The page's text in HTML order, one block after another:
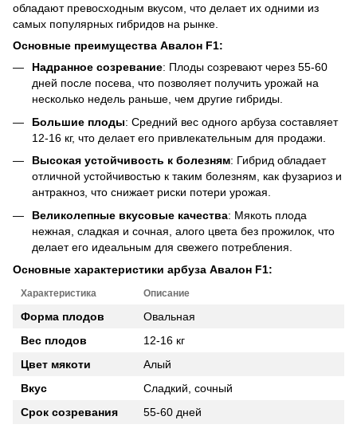
обладают превосходным вкусом, что делает их одними из
самых популярных гибридов на рынке.
Основные преимущества Авалон F1:
Надранное созревание: Плоды созревают через 55-60
дней после посева, что позволяет получить урожай на
несколько недель раньше, чем другие гибриды.
Большие плоды: Средний вес одного арбуза составляет
12-16 кг, что делает его привлекательным для продажи.
Высокая устойчивость к болезням: Гибрид обладает
отличной устойчивостью к таким болезням, как фузариоз и
антракноз, что снижает риски потери урожая.
Великолепные вкусовые качества: Мякоть плода
нежная, сладкая и сочная, алого цвета без прожилок, что
делает его идеальным для свежего потребления.
Основные характеристики арбуза Авалон F1:
Характеристика Описание
Форма плодов
Овальная
Вес плодов
12-16 кг
Цвет мякоти
Алый
Вкус
Сладкий, сочный
Срок созревания
55-60 дней